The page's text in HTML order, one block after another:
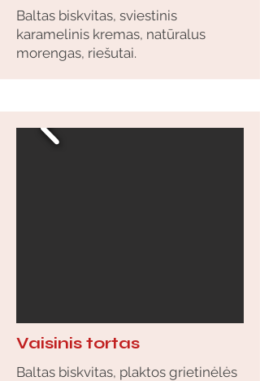
Baltas biskvitas, sviestinis
karamelinis kremas, natūralus
morengas, riešutai.
Vaisinis tortas
Baltas biskvitas, plaktos grietinėlės